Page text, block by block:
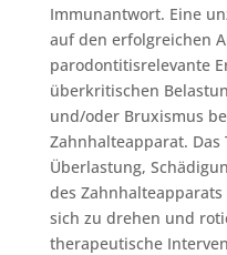
Immunantwort. Eine
auf den erfolgreichen
parodontitisrelevante
überkritischen
und/oder Bruxismus
Zahnhalteapparat.
Überlastung,
des
sich zu drehen und
therapeutische